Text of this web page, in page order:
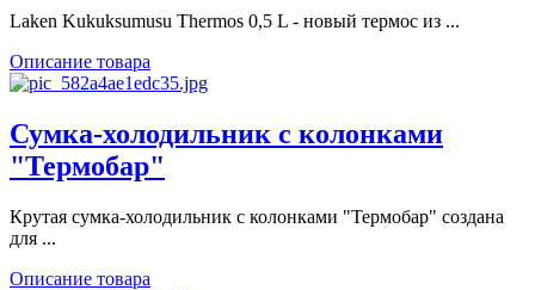
Laken Kukuksumusu Thermos 0,5 L - новый термос из ...
Описание товара
Сумка-холодильник с колонками
"Термобар"
Крутая сумка-холодильник с колонками "Термобар" создана
для ...
Описание товара